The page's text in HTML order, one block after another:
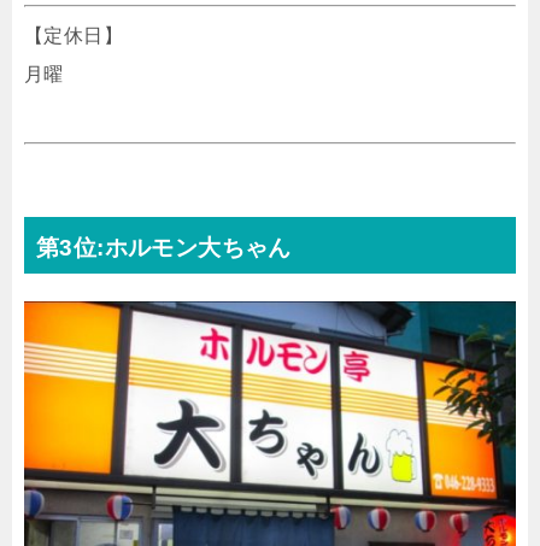
【定休日】
月曜
第3位:ホルモン大ちゃん